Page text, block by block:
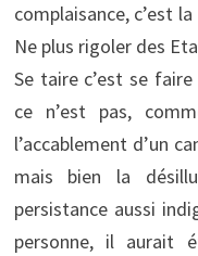
complaisance, c’est
Ne plus rigoler des
Se taire c’est se
ce n’est pas,
l’accablement d’un
mais bien la
persistance aussi
personne, il aurait